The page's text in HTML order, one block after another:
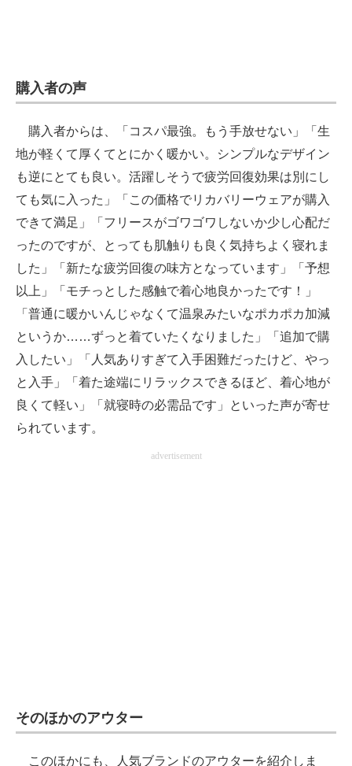
購入者の声
購入者からは、「コスパ最強。もう手放せない」「生
地が軽くて厚くてとにかく暖かい。シンプルなデザイン
も逆にとても良い。活躍しそうで疲労回復効果は別にし
ても気に入った」「この価格でリカバリーウェアが購入
できて満足」「フリースがゴワゴワしないか少し心配だ
ったのですが、とっても肌触りも良く気持ちよく寝れま
した」「新たな疲労回復の味方となっています」「予想
以上」「モチっとした感触で着心地良かったです！」
「普通に暖かいんじゃなくて温泉みたいなポカポカ加減
というか……ずっと着ていたくなりました」「追加で購
入したい」「人気ありすぎて入手困難だったけど、やっ
と入手」「着た途端にリラックスできるほど、着心地が
良くて軽い」「就寝時の必需品です」といった声が寄せ
られています。
advertisement
そのほかのアウター
このほかにも、人気ブランドのアウターを紹介しま